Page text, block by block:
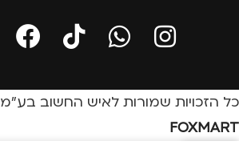
כל הזכויות שמורות לאיש החשוב בע״מ
FOXMART